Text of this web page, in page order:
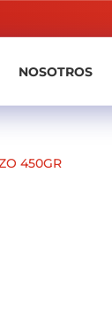
NOSOTROS
450GR